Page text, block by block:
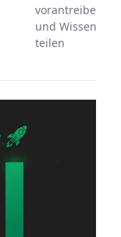
vorantreiben
und Wissen
teilen